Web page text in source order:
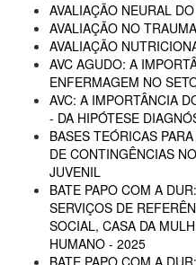
AVALIAÇÃO NEURAL
AVALIAÇÃO NO TRAUMA
AVALIAÇÃO
AVC AGUDO: A
ENFERMAGEM NO
AVC: A IMPORTÂNCIA
- DA HIPÓTESE
BASES TEÓRICAS
DE CONTINGÊNCIAS
JUVENIL
BATE PAPO COM A
SERVIÇOS DE
SOCIAL, CASA DA
HUMANO - 2025
BATE PAPO COM A